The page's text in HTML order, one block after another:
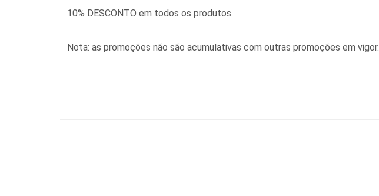
10% DESCONTO em todos os produtos.
Nota: as promoções não são acumulativas com outras promoções em vigor.